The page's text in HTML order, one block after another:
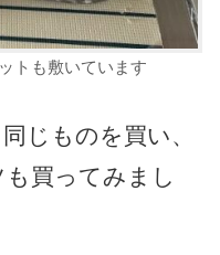
トも敷いています
じものを買い、
買ってみまし